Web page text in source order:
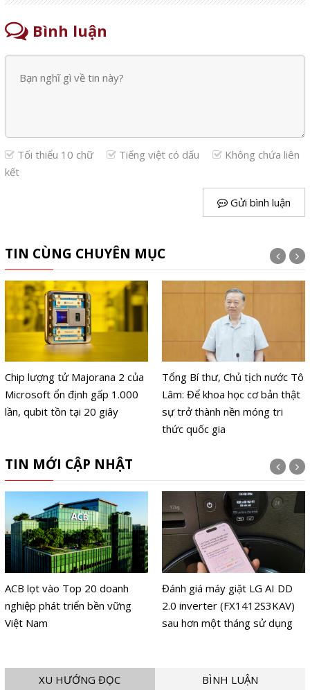
Bình luận
Tối thiểu 10 chữ Tiếng việt có dấu
Không chứa liên
kết
Gửi bình luận
TIN CÙNG CHUYÊN MỤC
Tổng Bí thư, Chủ tịch nước Tô
Lâm: Để khoa học cơ bản thật
sự trở thành nền móng tri
Trí tuệ nhân tạo - Thị trường
nghìn tỉ đô trong thời gian tới
TIN MỚI CẬP NHẬT
Đánh giá máy giặt LG AI DD
2.0 inverter (FX1412S3KAV)
sau hơn một tháng sử dụng
O-Tech chính thức ra mắt
thương hiệu máy lọc nước
ANJIER
XU HƯỚNG ĐỌC BÌNH LUẬN